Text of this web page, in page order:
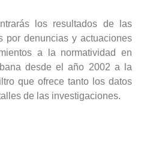
los resultados de las
por denuncias y actuaciones
a la normatividad en
desde el año 2002 a la
que ofrece tanto los datos
de las investigaciones.